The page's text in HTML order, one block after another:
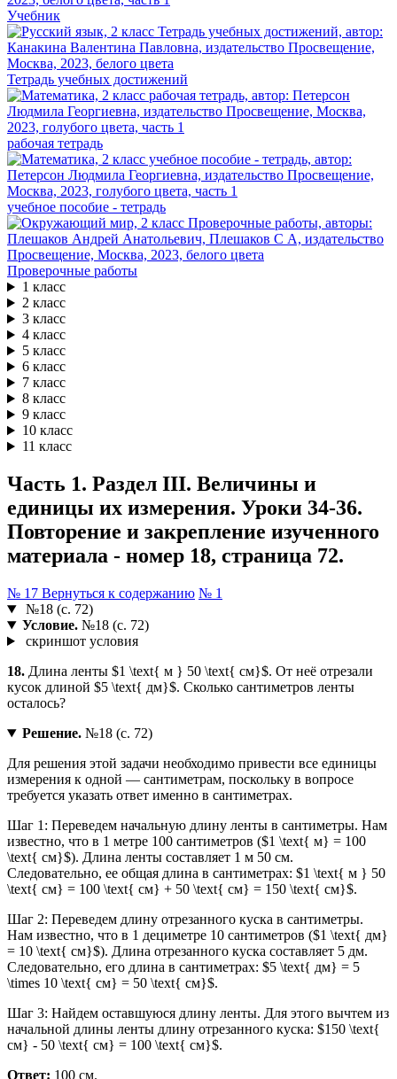
Учебник
Тетрадь учебных достижений
рабочая тетрадь
учебное пособие - тетрадь
Проверочные работы
1 класс
2 класс
3 класс
4 класс
5 класс
6 класс
7 класс
8 класс
9 класс
10 класс
11 класс
Часть 1. Раздел III. Величины и
единицы их измерения. Уроки 34-36.
Повторение и закрепление изученного
материала - номер 18, страница 72.
№ 17 Вернуться к содержанию № 1
№18 (с. 72)
Условие.№18 (с. 72)
скриншот условия
18. Длина ленты $1 \text{ м } 50 \text{ см}$. От неё отрезали
кусок длиной $5 \text{ дм}$. Сколько сантиметров ленты
осталось?
Решение.№18 (с. 72)
Для решения этой задачи необходимо привести все единицы
измерения к одной — сантиметрам, поскольку в вопросе
требуется указать ответ именно в сантиметрах.
Шаг 1: Переведем начальную длину ленты в сантиметры. Нам
известно, что в 1 метре 100 сантиметров ($1 \text{ м} = 100
\text{ см}$). Длина ленты составляет 1 м 50 см.
Следовательно, ее общая длина в сантиметрах: $1 \text{ м } 50
\text{ см} = 100 \text{ см} + 50 \text{ см} = 150 \text{ см}$.
Шаг 2: Переведем длину отрезанного куска в сантиметры.
Нам известно, что в 1 дециметре 10 сантиметров ($1 \text{ дм}
= 10 \text{ см}$). Длина отрезанного куска составляет 5 дм.
Следовательно, его длина в сантиметрах: $5 \text{ дм} = 5
\times 10 \text{ см} = 50 \text{ см}$.
Шаг 3: Найдем оставшуюся длину ленты. Для этого вычтем из
начальной длины ленты длину отрезанного куска: $150 \text{
см} - 50 \text{ см} = 100 \text{ см}$.
Ответ: 100 см.